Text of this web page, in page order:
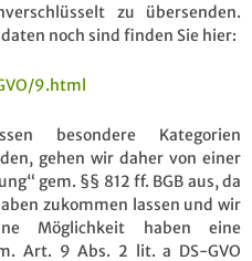
zu übersenden.
noch sind finden Sie hier:
9.html
besondere Kategorien
gehen wir daher von einer
gem. §§ 812 ff. BGB aus, da
zukommen lassen und wir
Möglichkeit haben eine
Art. 9 Abs. 2 lit. a DS-GVO